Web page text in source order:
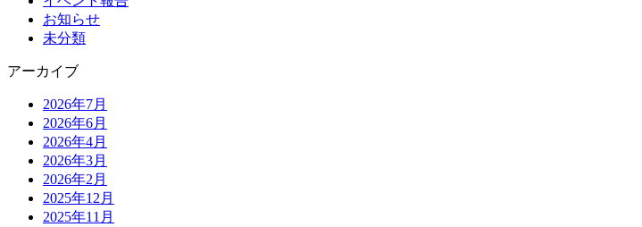
お知らせ
未分類
アーカイブ
2026年7月
2026年6月
2026年4月
2026年3月
2026年2月
2025年12月
2025年11月